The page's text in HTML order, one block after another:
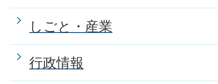
しごと・産業
行政情報